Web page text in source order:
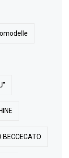
BECCEGATO